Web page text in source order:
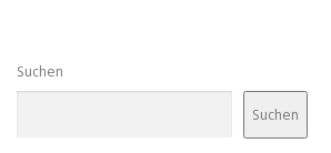
Suchen
Suchen